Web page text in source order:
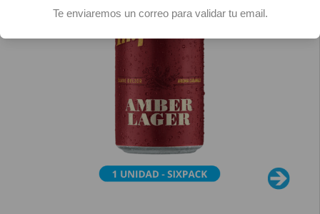
Te enviaremos un correo para validar tu email.